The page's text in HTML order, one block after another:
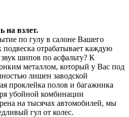
на взлет.
по гулу в салоне Вашего
отрабатывает каждую
шипов по асфальту? К
металлом, который у Вас под
лишен заводской
проклейка полов и багажника
убойной комбинации
на тысячах автомобилей, мы
гул от колес.